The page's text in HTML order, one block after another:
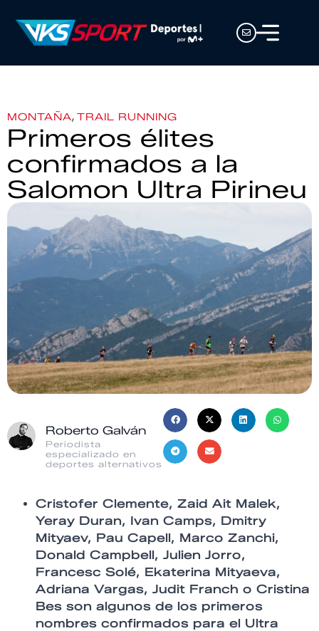
MONTAÑA, TRAIL RUNNING
Primeros élites
confirmados a la
Salomon Ultra Pirineu
Roberto Galván
Periodista
especializado en
deportes alternativos
Cristofer Clemente, Zaid Ait Malek,
Yeray Duran, Ivan Camps, Dmitry
Mityaev, Pau Capell, Marco Zanchi,
Donald Campbell, Julien Jorro,
Francesc Solé, Ekaterina Mityaeva,
Adriana Vargas, Judit Franch o Cristina
Bes son algunos de los primeros
nombres confirmados para el Ultra